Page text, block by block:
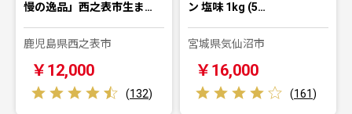
慢の逸品」西之表市生ま…
鹿児島県西之表市
￥12,000
(132)
ン 塩味 1kg (5…
宮城県気仙沼市
￥16,000
(161)